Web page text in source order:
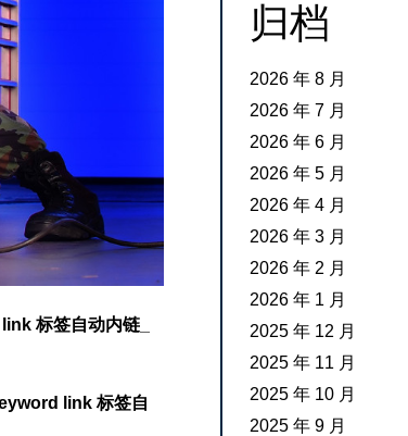
标签自动内链_
link 标签自
归档
2026 年 8 月
2026 年 7 月
2026 年 6 月
2026 年 5 月
2026 年 4 月
2026 年 3 月
2026 年 2 月
2026 年 1 月
2025 年 12 月
2025 年 11 月
2025 年 10 月
2025 年 9 月